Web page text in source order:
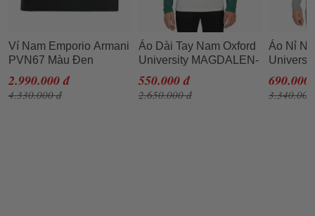
Ví Nam Emporio Armani
PVN67 Màu Đen
2.990.000 đ
4.330.000 đ
Áo Dài Tay Nam Oxford
University MAGDALEN-
RAGLAN-ML-GREEN
Màu Xanh Trắng Size M
550.000 đ
2.650.000 đ
Áo Nỉ
Xanh
690.000